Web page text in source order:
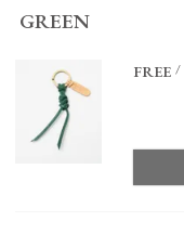
GREEN
FREE